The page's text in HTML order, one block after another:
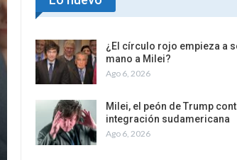
¿El círculo rojo empieza a
mano a Milei?
Ago 6, 2026
Milei, el peón de Trump
integración sudamericana
Ago 6, 2026